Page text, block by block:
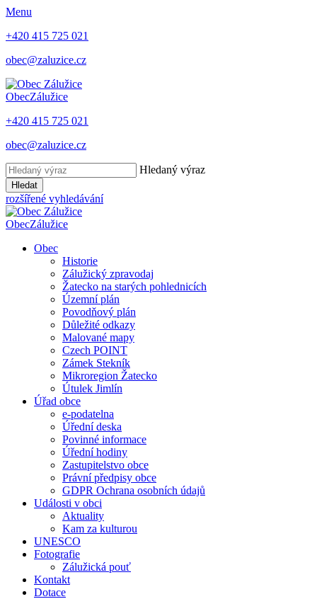
Menu
+420 415 725 021
obec@zaluzice.cz
ObecZálužice
+420 415 725 021
obec@zaluzice.cz
Hledaný výraz
Hledat
rozšířené vyhledávání
ObecZálužice
Obec
Historie
Zálužický zpravodaj
Žatecko na starých pohlednicích
Územní plán
Povodňový plán
Důležité odkazy
Malované mapy
Czech POINT
Zámek Stekník
Mikroregion Žatecko
Útulek Jimlín
Úřad obce
e-podatelna
Úřední deska
Povinné informace
Úřední hodiny
Zastupitelstvo obce
Právní předpisy obce
GDPR Ochrana osobních údajů
Události v obci
Aktuality
Kam za kulturou
UNESCO
Fotografie
Zálužická pouť
Kontakt
Dotace